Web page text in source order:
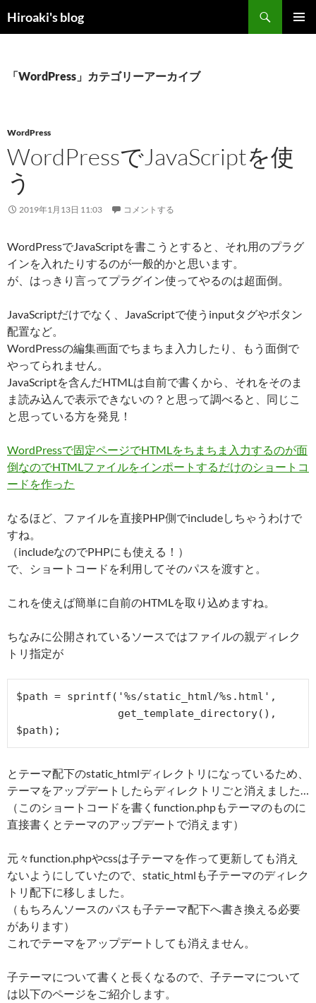
ン
プ
Hiroaki's blog
索
「WordPress」カテゴリーアーカイブ
WordPress
WordPressでJavaScriptを使
う
2019年1月13日 11:03 コメントする
WordPressでJavaScriptを書こうとすると、それ用のプラグ
インを入れたりするのが一般的かと思います。
が、はっきり言ってプラグイン使ってやるのは超面倒。
JavaScriptだけでなく、JavaScriptで使うinputタグやボタン
配置など。
WordPressの編集画面でちまちま入力したり、もう面倒で
やってられません。
JavaScriptを含んだHTMLは自前で書くから、それをそのま
ま読み込んで表示できないの？と思って調べると、同じこ
と思っている方を発見！
WordPressで固定ページでHTMLをちまちま入力するのが面
倒なのでHTMLファイルをインポートするだけのショートコ
ードを作った
なるほど、ファイルを直接PHP側でincludeしちゃうわけで
すね。
（includeなのでPHPにも使える！）
で、ショートコードを利用してそのパスを渡すと。
これを使えば簡単に自前のHTMLを取り込めますね。
ちなみに公開されているソースではファイルの親ディレク
トリ指定が
$path = sprintf('%s/static_html/%s.html',
とテーマ配下のstatic_htmlディレクトリになっているため、
テーマをアップデートしたらディレクトリごと消えました…
（このショートコードを書くfunction.phpもテーマのものに
直接書くとテーマのアップデートで消えます）
元々function.phpやcssは子テーマを作って更新しても消え
ないようにしていたので、static_htmlも子テーマのディレク
トリ配下に移しました。
（もちろんソースのパスも子テーマ配下へ書き換える必要
があります）
これでテーマをアップデートしても消えません。
子テーマについて書くと長くなるので、子テーマについて
は以下のページをご紹介します。